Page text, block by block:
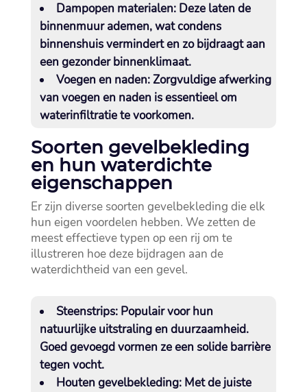
Dampopen materialen:Deze laten de
binnenmuur ademen, wat condens
binnenshuis vermindert en zo bijdraagt aan
een gezonder binnenklimaat.​
Voegen en naden:Zorgvuldige afwerking
van voegen en naden is essentieel om
waterinfiltratie te voorkomen.​
Soorten gevelbekleding
en hun waterdichte
eigenschappen
Er zijn diverse soorten gevelbekleding die elk
hun eigen voordelen hebben.​ We zetten de
meest effectieve typen op een rij om te
illustreren hoe deze bijdragen aan de
waterdichtheid van een gevel.​
Steenstrips:Populair voor hun
natuurlijke uitstraling en duurzaamheid.​
Goed gevoegd vormen ze een solide barrière
tegen vocht.​
Houten gevelbekleding:Met de juiste